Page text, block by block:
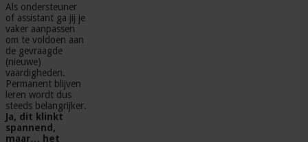
Als ondersteuner
of assistant ga jij je
vaker aanpassen
om te voldoen aan
de gevraagde
(nieuwe)
vaardigheden.
Permanent blijven
leren wordt dus
steeds belangrijker.
Ja, dit klinkt
spannend,
maar… het